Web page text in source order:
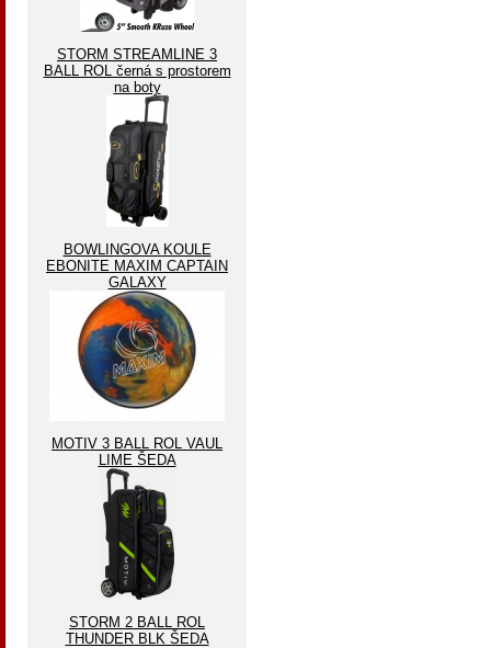
STORM STREAMLINE 3
BALL ROL černá s prostorem
na boty
BOWLINGOVA KOULE
EBONITE MAXIM CAPTAIN
GALAXY
MOTIV 3 BALL ROL VAUL
LIME ŠEDA
STORM 2 BALL ROL
THUNDER BLK ŠEDA